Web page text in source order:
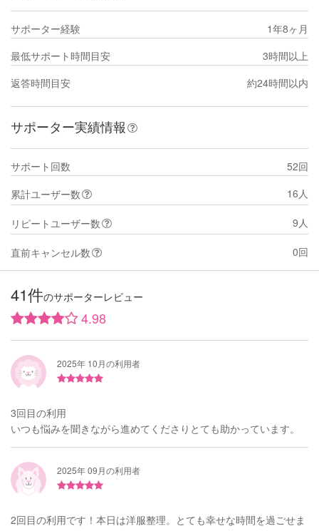
サポーター経験
1年8ヶ月
最低サポート時間目安
3時間以上
返答時間目安
約24時間以内
サポーター実績情報
サポート回数
52回
累計ユーザー数
16人
リピートユーザー数 9人
直前キャンセル数 0回
41件のサポーターレビュー
4.98
2025年 10月の利用者
3回目の利用
いつも悩みを聞きながら進めてくださりとても助かっています。
2025年 09月の利用者
2回目の利用です！本日は洋服整理。とても幸せな時間を過ごせま